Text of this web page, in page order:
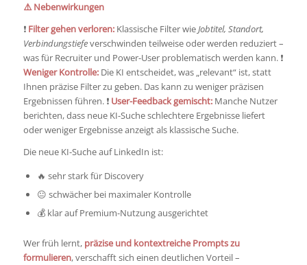
⚠️ Nebenwirkungen
❗ Filter gehen verloren:Klassische Filter wieJobtitel, Standort,
Verbindungstiefeverschwinden teilweise oder werden reduziert –
was für Recruiter und Power-User problematisch werden kann. ❗
Weniger Kontrolle:Die KI entscheidet, was „relevant“ ist, statt
Ihnen präzise Filter zu geben. Das kann zu weniger präzisen
Ergebnissen führen. ❗ User-Feedback gemischt:Manche Nutzer
berichten, dass neue KI-Suche schlechtere Ergebnisse liefert
oder weniger Ergebnisse anzeigt als klassische Suche.
Die neue KI-Suche auf LinkedIn ist:
🔥 sehr stark für Discovery
😐 schwächer bei maximaler Kontrolle
💰 klar auf Premium-Nutzung ausgerichtet
Wer früh lernt, präzise und kontextreiche Prompts zu
formulieren, verschafft sich einen deutlichen Vorteil –